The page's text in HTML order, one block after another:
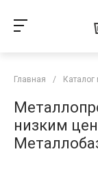
Главная / Каталог
низким